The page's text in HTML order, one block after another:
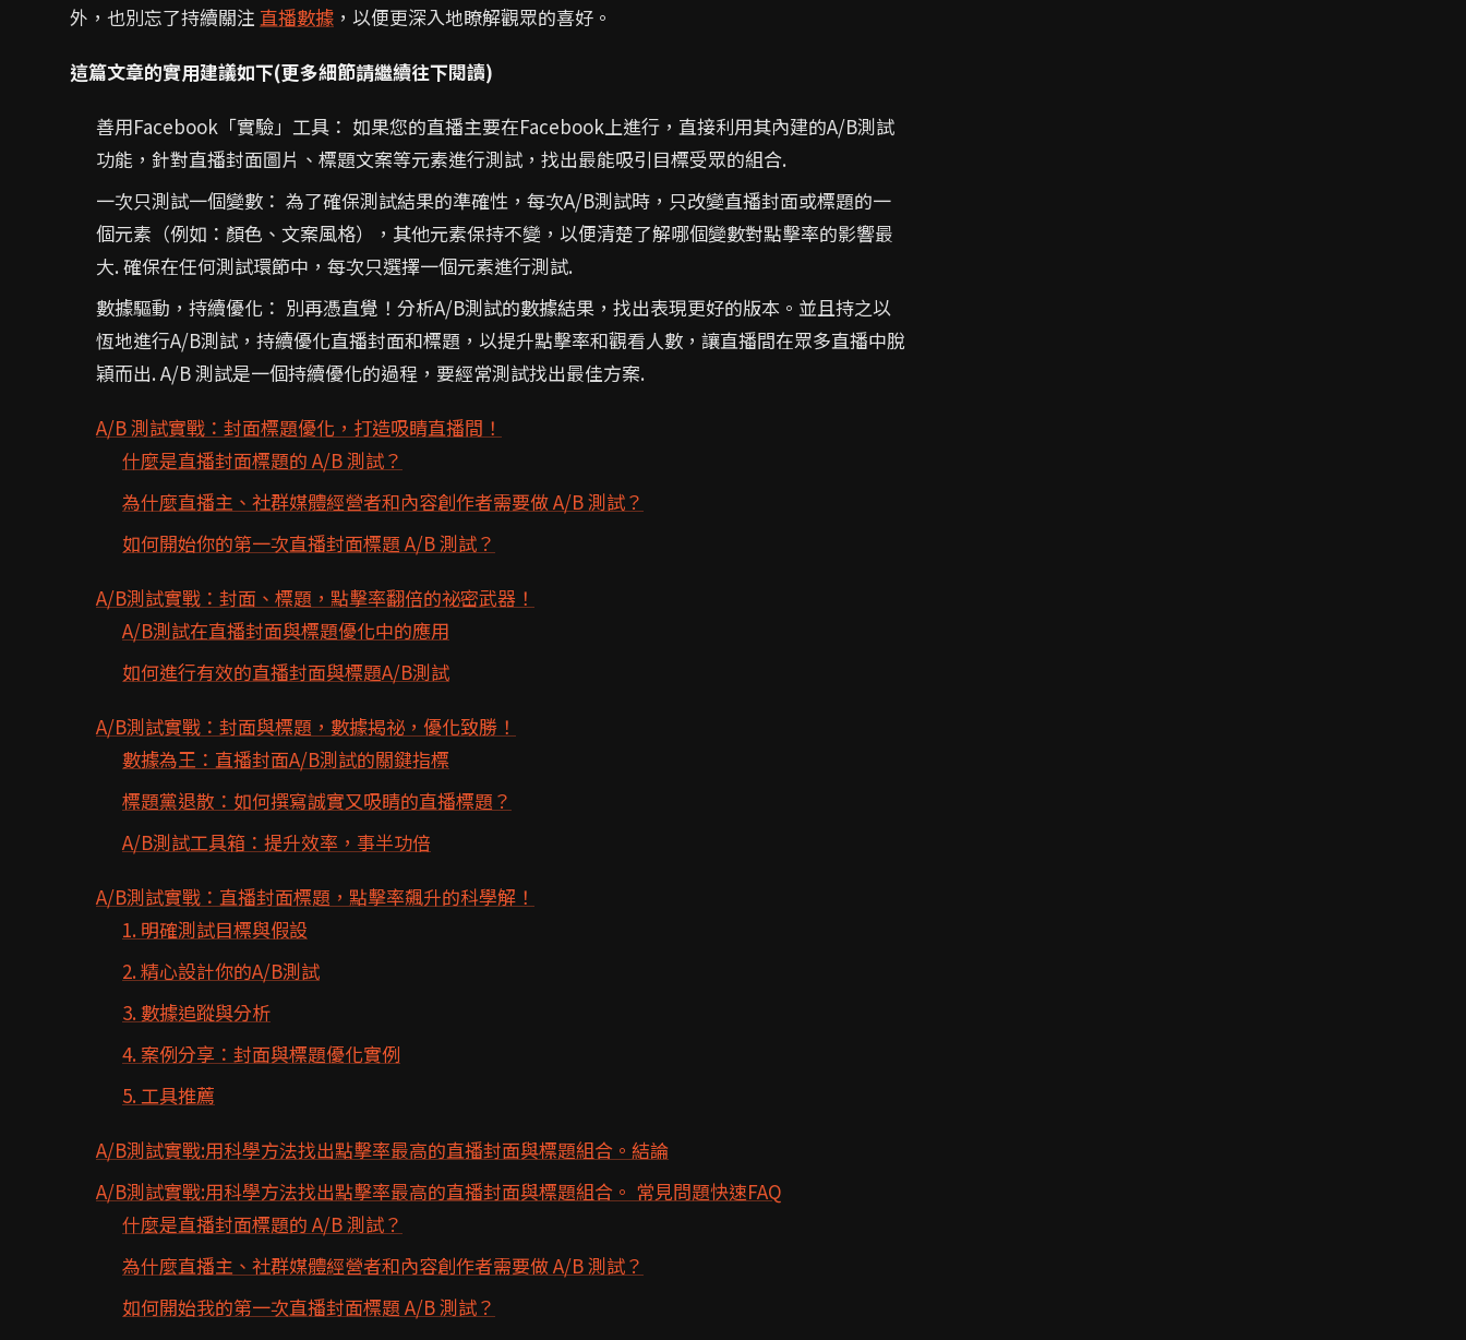
外，也別忘了持續關注 直播數據 ，以便更深入地瞭解觀眾的喜好。
這篇文章的實用建議如下(更多細節請繼續往下閱讀)
善用Facebook「實驗」工具： 如果您的直播主要在Facebook上進行，直接利用其內建的A/B測試
功能，針對直播封面圖片、標題文案等元素進行測試，找出最能吸引目標受眾的組合.
一次只測試一個變數： 為了確保測試結果的準確性，每次A/B測試時，只改變直播封面或標題的一
個元素（例如：顏色、文案風格），其他元素保持不變，以便清楚了解哪個變數對點擊率的影響最
大. 確保在任何測試環節中，每次只選擇一個元素進行測試.
數據驅動，持續優化： 別再憑直覺！分析A/B測試的數據結果，找出表現更好的版本。並且持之以
恆地進行A/B測試，持續優化直播封面和標題，以提升點擊率和觀看人數，讓直播間在眾多直播中脫
穎而出. A/B 測試是一個持續優化的過程，要經常測試找出最佳方案.
A/B 測試實戰：封面標題優化，打造吸睛直播間！
什麼是直播封面標題的 A/B 測試？
為什麼直播主、社群媒體經營者和內容創作者需要做 A/B 測試？
如何開始你的第一次直播封面標題 A/B 測試？
A/B測試實戰：封面、標題，點擊率翻倍的祕密武器！
A/B測試在直播封面與標題優化中的應用
如何進行有效的直播封面與標題A/B測試
A/B測試實戰：封面與標題，數據揭祕，優化致勝！
數據為王：直播封面A/B測試的關鍵指標
標題黨退散：如何撰寫誠實又吸睛的直播標題？
A/B測試工具箱：提升效率，事半功倍
A/B測試實戰：直播封面標題，點擊率飆升的科學解！
1. 明確測試目標與假設
2. 精心設計你的A/B測試
3. 數據追蹤與分析
4. 案例分享：封面與標題優化實例
5. 工具推薦
A/B測試實戰:用科學方法找出點擊率最高的直播封面與標題組合。結論
A/B測試實戰:用科學方法找出點擊率最高的直播封面與標題組合。 常見問題快速FAQ
什麼是直播封面標題的 A/B 測試？
為什麼直播主、社群媒體經營者和內容創作者需要做 A/B 測試？
如何開始我的第一次直播封面標題 A/B 測試？